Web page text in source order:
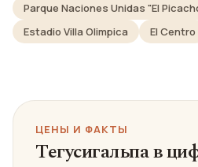
Parque Naciones Unidas "El
Estadio Villa Olimpica
El Centro
ЦЕНЫ И ФАКТЫ
Тегусигальпа в